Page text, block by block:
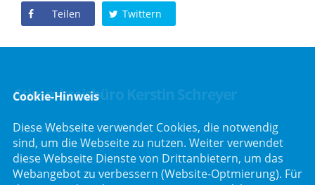
Teilen Twittern
Stimmkreisbüro Kerstin Schreyer
Parkstraße 19
82008 Unterhaching
Telefon :089/66557816
Telefax : 089/66557818
Cookie-Hinweis
Diese Webseite verwendet Cookies, die notwendig
sind, um die Webseite zu nutzen. Weiter verwendet
diese Webseite Dienste von Drittanbietern, um das
Webangebot zu verbessern (Website-Optmierung). Für